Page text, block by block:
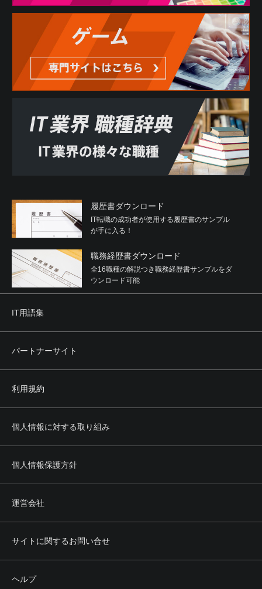
履歴書ダウンロード
IT転職の成功者が使用する履歴書のサンプル
が手に入る！
職務経歴書ダウンロード
全16職種の解説つき職務経歴書サンプルをダ
ウンロード可能
IT用語集
パートナーサイト
利用規約
個人情報に対する取り組み
個人情報保護方針
運営会社
サイトに関するお問い合せ
ヘルプ